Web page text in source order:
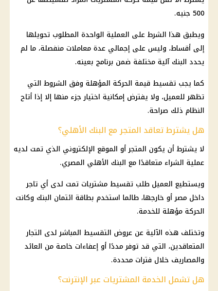
500 جنيه.
ويطبق هذا الشرط على العملية الواحدة المطلوب تحويلها
إلى أقساط، وليس على إجمالي عدة معاملات منفصلة، ما لم
يحدد البنك آلية مختلفة ضمن برنامج بعينه.
كما يجب تقسيط قيمة الحركة المؤهلة وفق الشروط التي
تظهر للعميل، ولا يفترض إمكانية اختيار جزء منها إلا إذا أتاح
النظام ذلك صراحة.
هل يشترط تعاقد المتجر مع البنك الأهلي؟
لا يشترط أن يكون المتجر أو الموقع الإلكتروني الذي تمت لديه
عملية الشراء متعاقدًا مع البنك الأهلي المصري.
ويستطيع العميل طلب تقسيط مشتريات تمت لدى أي تاجر
داخل مصر أو خارجها، طالما استخدم بطاقة ائتمان البنك وكانت
الحركة مؤهلة للخدمة.
وتختلف هذه الآلية عن عروض التقسيط المباشر لدى التجار
المتعاقدين، التي قد توفر مددًا أو إعفاءات خاصة من العائد
والمصاريف خلال فترات محددة.
هل تشمل الخدمة المشتريات عبر الإنترنت؟